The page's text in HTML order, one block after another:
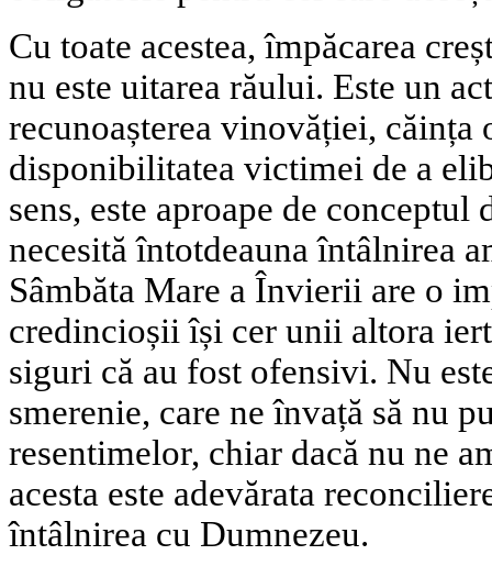
Cu toate acestea, împăcarea
nu este uitarea răului. Este un
recunoașterea vinovăției, căința
disponibilitatea victimei de a
sens, este aproape de
necesită întotdeauna întâlnirea
Sâmbăta Mare a Învierii are o
credincioșii își cer unii altora
siguri că au fost ofensivi. Nu
smerenie, care ne învață să nu
resentimelor, chiar dacă nu ne
acesta este adevărata
întâlnirea cu Dumnezeu.